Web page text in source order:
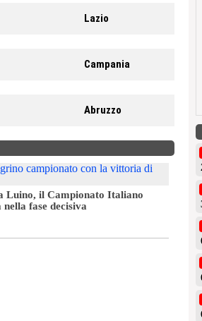
Lazio
Campania
Abruzzo
Luino, il Campionato Italiano
fase decisiva